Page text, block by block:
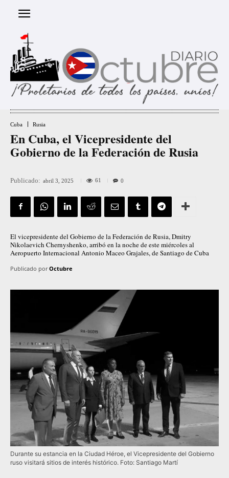
Cuba Rusia
En Cuba, el Vicepresidente del
Gobierno de la Federación de Rusia
Publicado: abril 3, 2025 61 0
El vicepresidente del Gobierno de la Federación de Rusia, Dmitry
Nikolaevich Chernyshenko, arribó en la noche de este miércoles al
Aeropuerto Internacional Antonio Maceo Grajales, de Santiago de Cuba
Publicado por Octubre
Durante su estancia en la Ciudad Héroe, el Vicepresidente del Gobierno
ruso visitará sitios de interés histórico. Foto: Santiago Martí